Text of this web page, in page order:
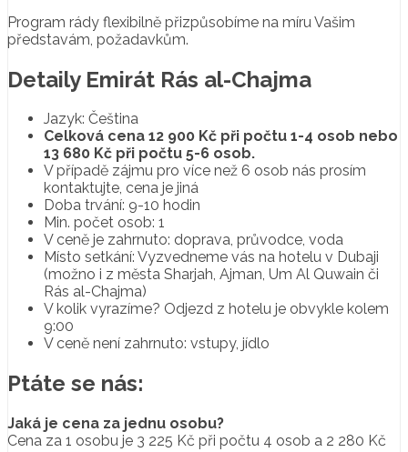
Program rády flexibilně přizpůsobíme na míru Vašim
představám, požadavkům.
Detaily Emirát Rás al-Chajma
Jazyk: Čeština
Celková cena 12 900 Kč při počtu 1-4 osob nebo
13 680 Kč při počtu 5-6 osob.
V případě zájmu pro více než 6 osob nás prosím
kontaktujte, cena je jiná
Doba trvání: 9-10 hodin
Min. počet osob: 1
V ceně je zahrnuto: doprava, průvodce, voda
Místo setkání: Vyzvedneme vás na hotelu v Dubaji
(možno i z města Sharjah, Ajman, Um Al Quwain či
Rás al-Chajma)
V kolik vyrazíme? Odjezd z hotelu je obvykle kolem
9:00
V ceně není zahrnuto: vstupy, jídlo
Ptáte se nás:
Jaká je cena za jednu osobu?
Cena za 1 osobu je 3 225 Kč při počtu 4 osob a 2 280 Kč